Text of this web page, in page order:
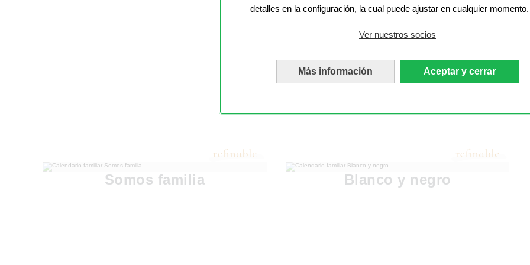
detalles en la configuración, la cual puede ajustar en cualquier momento.
Ver nuestros socios
Más información Aceptar y cerrar
Somos familia Blanco y negro